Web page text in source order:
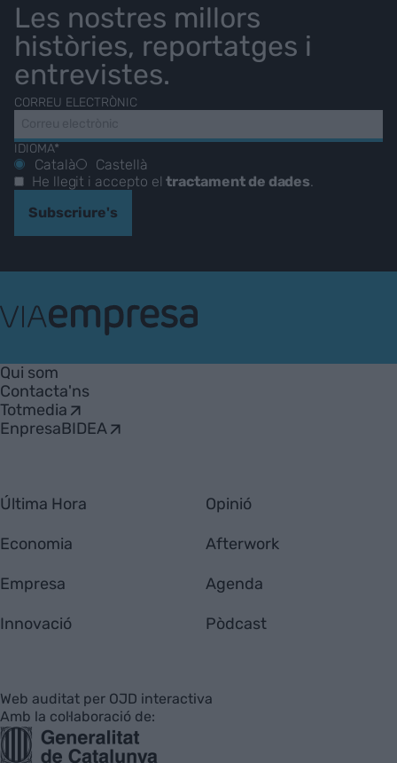
Les nostres millors
històries, reportatges i
entrevistes.
CORREU ELECTRÒNIC
IDIOMA*
Català
Castellà
He llegit i accepto eltractament de dades.
Subscriure's
Empresa
Qui som
Contacta'ns
Totmedia
EnpresaBIDEA
Última Hora
Economia
Empresa
Innovació
Opinió
Afterwork
Agenda
Pòdcast
Web auditat per OJD interactiva
Amb la col·laboració de: